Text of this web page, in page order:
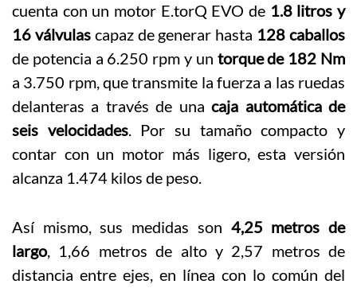
cuenta con un motor E.torQ EVO de 1.8 litros y
16 válvulascapaz de generar hasta 128 caballos
de potencia a 6.250 rpm y un torque de 182 Nm
a 3.750 rpm, que transmite la fuerza a las ruedas
delanteras a través de unacaja automática de
seis velocidades. Por su tamaño compacto y
contar con un motor más ligero, esta versión
alcanza 1.474 kilos de peso.
Así mismo, sus medidas son 4,25 metros de
largo, 1,66 metros de alto y 2,57 metros de
distancia entre ejes, en línea con lo común del